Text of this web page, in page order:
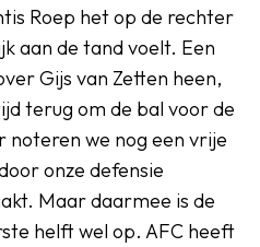
Roep het op de rechter
aan de tand voelt. Een
Gijs van Zetten heen,
terug om de bal voor de
noteren we nog een vrije
onze defensie
Maar daarmee is de
helft wel op. AFC heeft